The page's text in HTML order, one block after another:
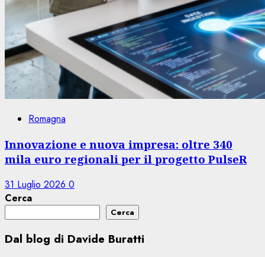
Romagna
Innovazione e nuova impresa: oltre 340
mila euro regionali per il progetto PulseR
31 Luglio 2026 0
Cerca
Cerca
Dal blog di Davide Buratti